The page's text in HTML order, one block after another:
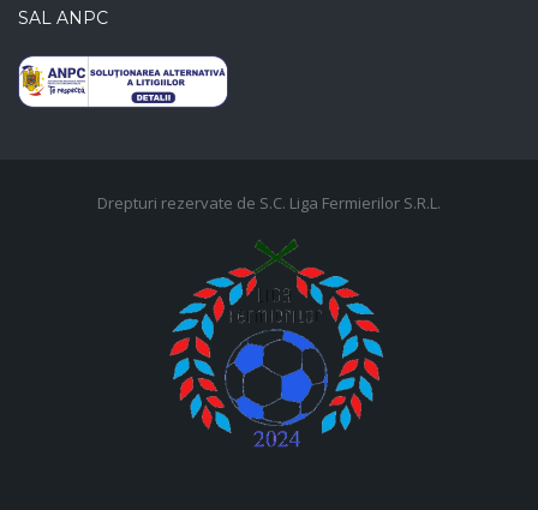
SAL ANPC
Drepturi rezervate de S.C. Liga Fermierilor S.R.L.